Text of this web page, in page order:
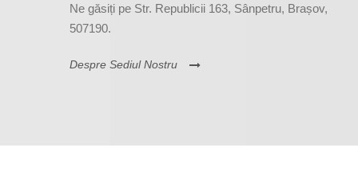
Ne găsiți pe Str. Republicii 163, Sânpetru, Brașov,
507190.
Despre Sediul Nostru